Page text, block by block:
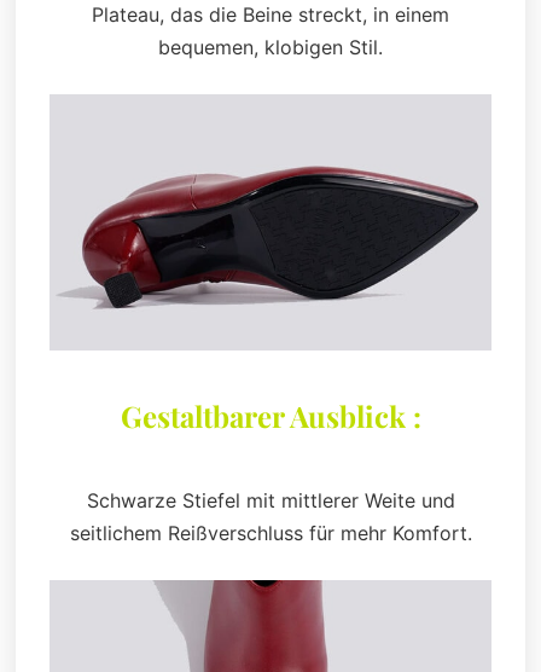
Plateau, das die Beine streckt, in einem
bequemen, klobigen Stil.
Gestaltbarer Ausblick :
Schwarze Stiefel mit mittlerer Weite und
seitlichem Reißverschluss für mehr Komfort.